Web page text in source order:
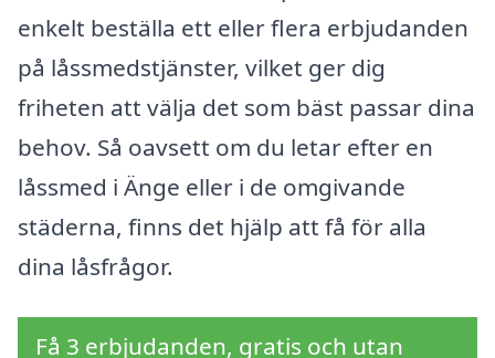
enkelt beställa ett eller flera erbjudanden
på låssmedstjänster, vilket ger dig
friheten att välja det som bäst passar dina
behov. Så oavsett om du letar efter en
låssmed i Änge eller i de omgivande
städerna, finns det hjälp att få för alla
dina låsfrågor.
Få 3 erbjudanden, gratis och utan